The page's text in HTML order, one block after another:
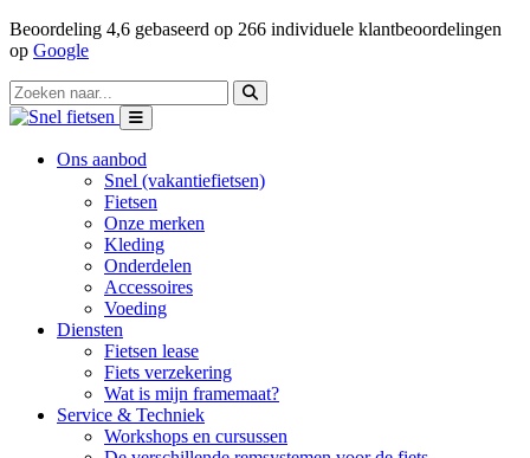
Beoordeling 4,6 gebaseerd op 266 individuele klantbeoordelingen
op Google
Ons aanbod
Snel (vakantiefietsen)
Fietsen
Onze merken
Kleding
Onderdelen
Accessoires
Voeding
Diensten
Fietsen lease
Fiets verzekering
Wat is mijn framemaat?
Service & Techniek
Workshops en cursussen